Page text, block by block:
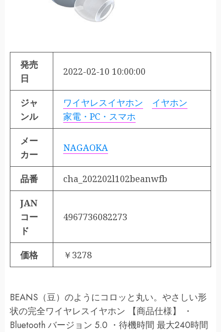
発売
日
2022-02-10 10:00:00
ジャ
ンル
ワイヤレスイヤホン
イヤホン
家電・PC・スマホ
メー
カー
NAGAOKA
品番 cha_202202l102beanwfb
JAN
コー
ド
4967736082273
価格 ￥3278
BEANS（豆）のようにコロッと丸い。やさしい形
状の完全ワイヤレスイヤホン 【商品仕様】 ・
Bluetooth バージョン 5.0 ・待機時間 最大240時間